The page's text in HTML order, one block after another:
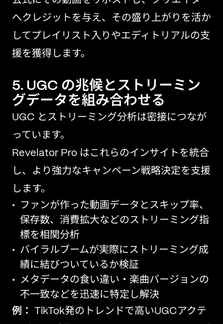
へクレジットを与え、その盛り上がりを活か
してプレイリスト入りやエディトリアルの支
援を獲得します。
5. UGC の兆候とストリーミン
グデータを組み合わせる
UGC とストリーミング分析は密接につなが
っています。
Revelator Pro はこれらのインサイトを統合
し、より強力なキャンペーン戦略決定を支援
します。
ファンが作った動画データとスキップ率、
保存数、消費拡大などのストリーミング指
標を相関分析
バイラルブームが実際にストリーミング成
績に結びついているか検証
メタデータの食い違い・楽曲バージョンの
不一致などを迅速に特定し解決
例：
TikTok発のトレンドで高いUGCアクテ